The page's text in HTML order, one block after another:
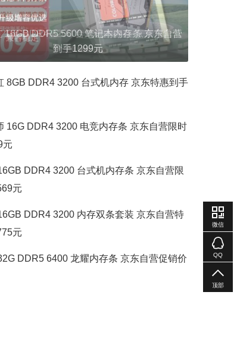
16GB DDR5 5600 笔记本内存条 京东自营
到手1299元
8GB DDR4 3200 台式机内存 京东特惠到手
16G DDR4 3200 电竞内存条 京东自营限时
元
DDR4 3200 台式机内存条 京东自营限
元
DDR4 3200 内存双条套装 京东自营特
元
DDR5 6400 龙耀内存条 京东自营促销价
微信
QQ
顶部